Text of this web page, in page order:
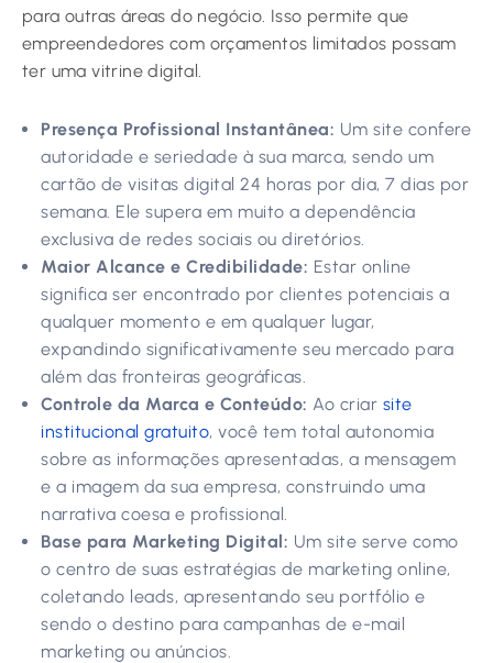
para outras áreas do negócio. Isso permite que
empreendedores com orçamentos limitados possam
ter uma vitrine digital.
Presença Profissional Instantânea: Um site confere
autoridade e seriedade à sua marca, sendo um
cartão de visitas digital 24 horas por dia, 7 dias por
semana. Ele supera em muito a dependência
exclusiva de redes sociais ou diretórios.
Maior Alcance e Credibilidade: Estar online
significa ser encontrado por clientes potenciais a
qualquer momento e em qualquer lugar,
expandindo significativamente seu mercado para
além das fronteiras geográficas.
Controle da Marca e Conteúdo: Ao criar site
institucional gratuito, você tem total autonomia
sobre as informações apresentadas, a mensagem
e a imagem da sua empresa, construindo uma
narrativa coesa e profissional.
Base para Marketing Digital: Um site serve como
o centro de suas estratégias de marketing online,
coletando leads, apresentando seu portfólio e
sendo o destino para campanhas de e-mail
marketing ou anúncios.